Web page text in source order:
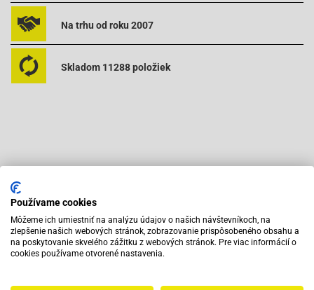
Na trhu od roku 2007
Skladom 11288 položiek
Odporúčame zakúpiť s výrobkom
Používame cookies
Môžeme ich umiestniť na analýzu údajov o našich návštevníkoch, na
zlepšenie našich webových stránok, zobrazovanie prispôsobeného obsahu a
na poskytovanie skvelého zážitku z webových stránok. Pre viac informácií o
cookies používame otvorené nastavenia.